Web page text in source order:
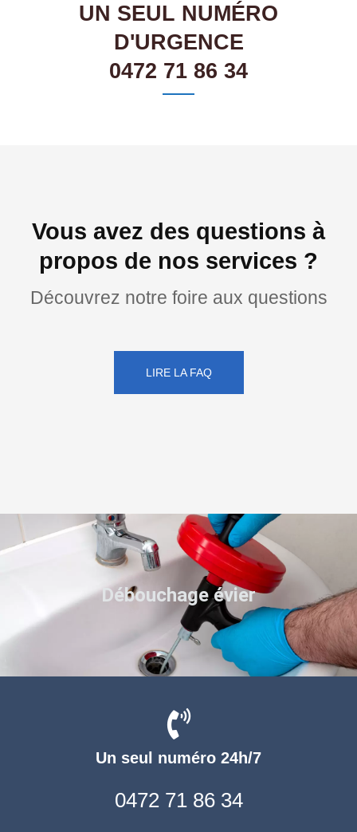
UN SEUL NUMÉRO
D'URGENCE
0472 71 86 34
Vous avez des questions à
propos de nos services ?
Découvrez notre foire aux questions
LIRE LA FAQ
Un seul numéro 24h/7
0472 71 86 34
Débouchage évier